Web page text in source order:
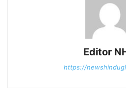
Editor
https://